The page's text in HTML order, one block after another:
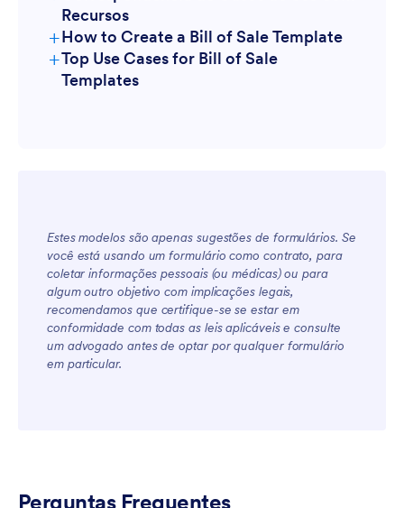
Recursos
+How to Create a Bill of Sale Template
+Top Use Cases for Bill of Sale
Templates
For Teams
Estes modelos são apenas sugestões de formulários. Se
você está usando um formulário como contrato, para
coletar informações pessoais (ou médicas) ou para
algum outro objetivo com implicações legais,
recomendamos que certifique-se se estar em
conformidade com todas as leis aplicáveis e consulte
um advogado antes de optar por qualquer formulário
em particular.
Perguntas Frequentes